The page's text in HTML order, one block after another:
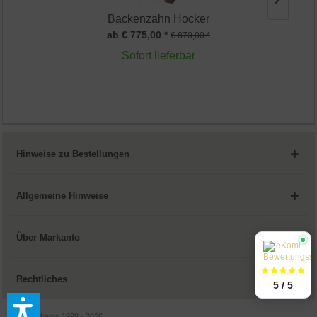
Backenzahn Hocker
ab € 775,00 * € 870,00 *
Sofort lieferbar
Hinweise zu Bestellungen
Allgemeine Hinweise
Über Markanto
Rechtliches
5 / 5